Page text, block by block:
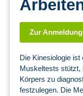
Zur Anmeldung
Die Kinesiologie
Muskeltests stützt,
Körpers zu
festzulegen. Die